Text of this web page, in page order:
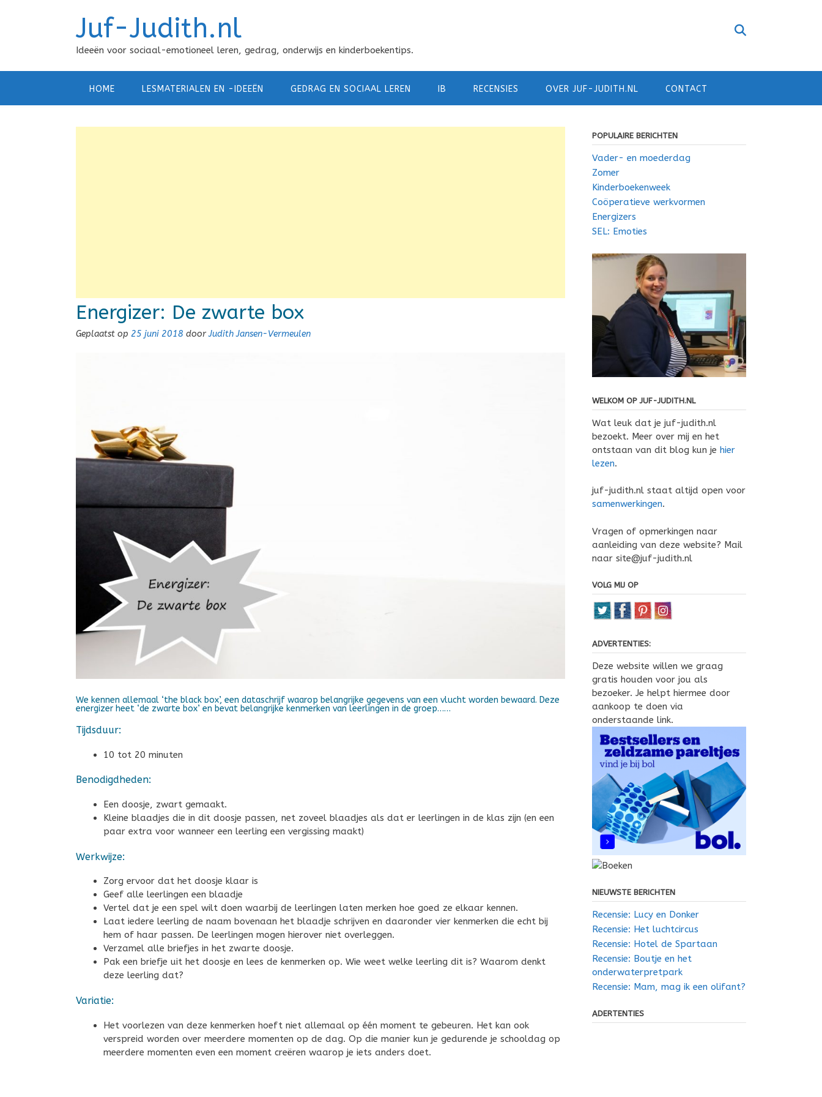
Juf-Judith.nl
Ideeën voor sociaal-emotioneel leren, gedrag, onderwijs en kinderboekentips.
HOME LESMATERIALEN EN -IDEEËN GEDRAG EN SOCIAAL LEREN IB RECENSIES OVER JUF-JUDITH.NL CONTACT
Energizer: De zwarte box
Geplaatst op 25 juni 2018 doorJudith Jansen-Vermeulen
We kennen allemaal ‘the black box’, een dataschrijf waarop belangrijke gegevens van een vlucht worden bewaard. Deze
energizer heet ‘de zwarte box’ en bevat belangrijke kenmerken van leerlingen in de groep……
Tijdsduur:
10 tot 20 minuten
Benodigdheden:
Een doosje, zwart gemaakt.
Kleine blaadjes die in dit doosje passen, net zoveel blaadjes als dat er leerlingen in de klas zijn (en een
paar extra voor wanneer een leerling een vergissing maakt)
Werkwijze:
Zorg ervoor dat het doosje klaar is
Geef alle leerlingen een blaadje
Vertel dat je een spel wilt doen waarbij de leerlingen laten merken hoe goed ze elkaar kennen.
Laat iedere leerling de naam bovenaan het blaadje schrijven en daaronder vier kenmerken die echt bij
hem of haar passen. De leerlingen mogen hierover niet overleggen.
Verzamel alle briefjes in het zwarte doosje.
Pak een briefje uit het doosje en lees de kenmerken op. Wie weet welke leerling dit is? Waarom denkt
deze leerling dat?
Variatie:
Het voorlezen van deze kenmerken hoeft niet allemaal op één moment te gebeuren. Het kan ook
verspreid worden over meerdere momenten op de dag. Op die manier kun je gedurende je schooldag op
meerdere momenten even een moment creëren waarop je iets anders doet.
POPULAIRE BERICHTEN
Vader- en moederdag
Zomer
Kinderboekenweek
Coöperatieve werkvormen
Energizers
SEL: Emoties
WELKOM OP JUF-JUDITH.NL
Wat leuk dat je juf-judith.nl
bezoekt. Meer over mij en het
ontstaan van dit blog kun je hier
lezen.
juf-judith.nl staat altijd open voor
samenwerkingen.
Vragen of opmerkingen naar
aanleiding van deze website? Mail
naar site@juf-judith.nl
VOLG MIJ OP
ADVERTENTIES:
Deze website willen we graag
gratis houden voor jou als
bezoeker. Je helpt hiermee door
aankoop te doen via
onderstaande link.
NIEUWSTE BERICHTEN
Recensie: Lucy en Donker
Recensie: Het luchtcircus
Recensie: Hotel de Spartaan
Recensie: Boutje en het
onderwaterpretpark
Recensie: Mam, mag ik een olifant?
ADERTENTIES